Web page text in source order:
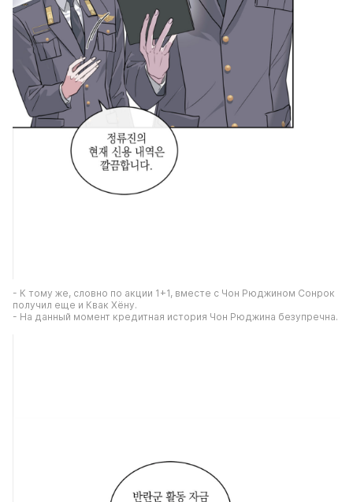
- К тому же, словно по акции 1+1, вместе с Чон Рюджином Сонрок
получил еще и Квак Хёну.
- На данный момент кредитная история Чон Рюджина безупречна.